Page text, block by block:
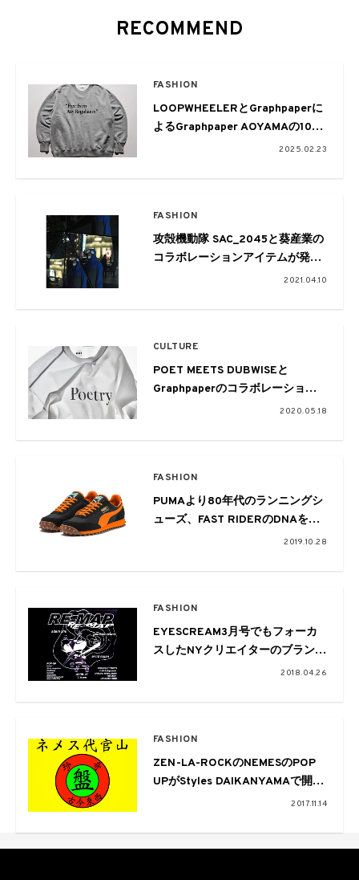
RECOMMEND
FASHION
LOOPWHEELERとGraphpaperに
よるGraphpaper AOYAMAの10周
年を記念したスペシャルなスウェ
2025.02.23
FASHION
攻殻機動隊 SAC_2045と葵産業の
コラボレーションアイテムが発売
2021.04.10
CULTURE
POET MEETS DUBWISEと
Graphpaperのコラボレーション
2020.05.18
FASHION
PUMAより80年代のランニングシ
ューズ、FAST RIDERのDNAを引
き継ぐ新作コレクションが登場
2019.10.28
FASHION
EYESCREAM3月号でもフォーカ
スしたNYクリエイターのブランド
が展開されるPOP UPがDOMICILE
2018.04.26
FASHION
ZEN-LA-ROCKのNEMESのPOP
UPがStyles DAIKANYAMAで開
催。別注フーディーなども販売2017.11.14